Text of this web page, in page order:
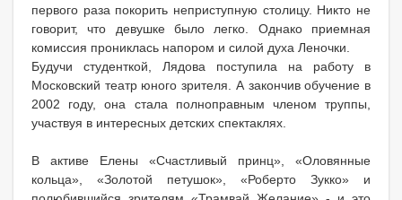
первого раза покорить неприступную столицу. Никто не
говорит, что девушке было легко. Однако приемная
комиссия прониклась напором и силой духа Леночки.
Будучи студенткой, Лядова поступила на работу в
Московский театр юного зрителя. А закончив обучение в
2002 году, она стала полноправным членом труппы,
участвуя в интересных детских спектаклях.
В активе Елены «Счастливый принц», «Оловянные
кольца», «Золотой петушок», «Роберто Зукко» и